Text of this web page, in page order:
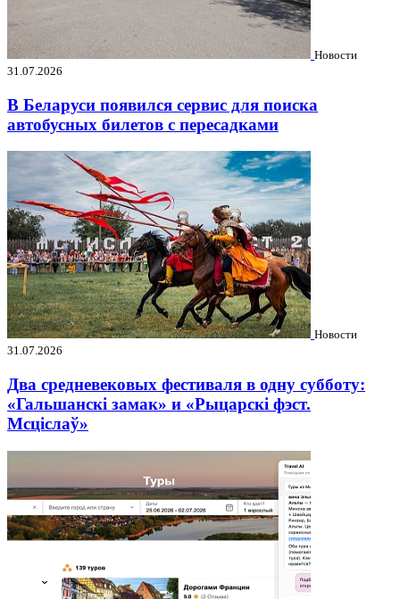
Новости
31.07.2026
В Беларуси появился сервис для поиска
автобусных билетов с пересадками
Новости
31.07.2026
Два средневековых фестиваля в одну субботу:
«Гальшанскі замак» и «Рыцарскі фэст.
Мсціслаў»